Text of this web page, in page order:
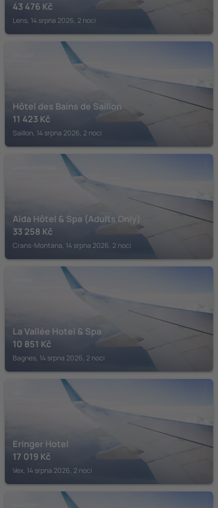
43 476 Kč
Lens, 14 srpna 2026, 2 noci
Hôtel des Bains de Saillon
11 423 Kč
Saillon, 14 srpna 2026, 2 noci
Aïda Hôtel & Spa (Adults Only)
33 258 Kč
Crans-Montana, 14 srpna 2026, 2 noci
La Vallée Hotel & Spa
10 851 Kč
Bagnes, 14 srpna 2026, 2 noci
Eringer Hotel
17 019 Kč
Vex, 14 srpna 2026, 2 noci